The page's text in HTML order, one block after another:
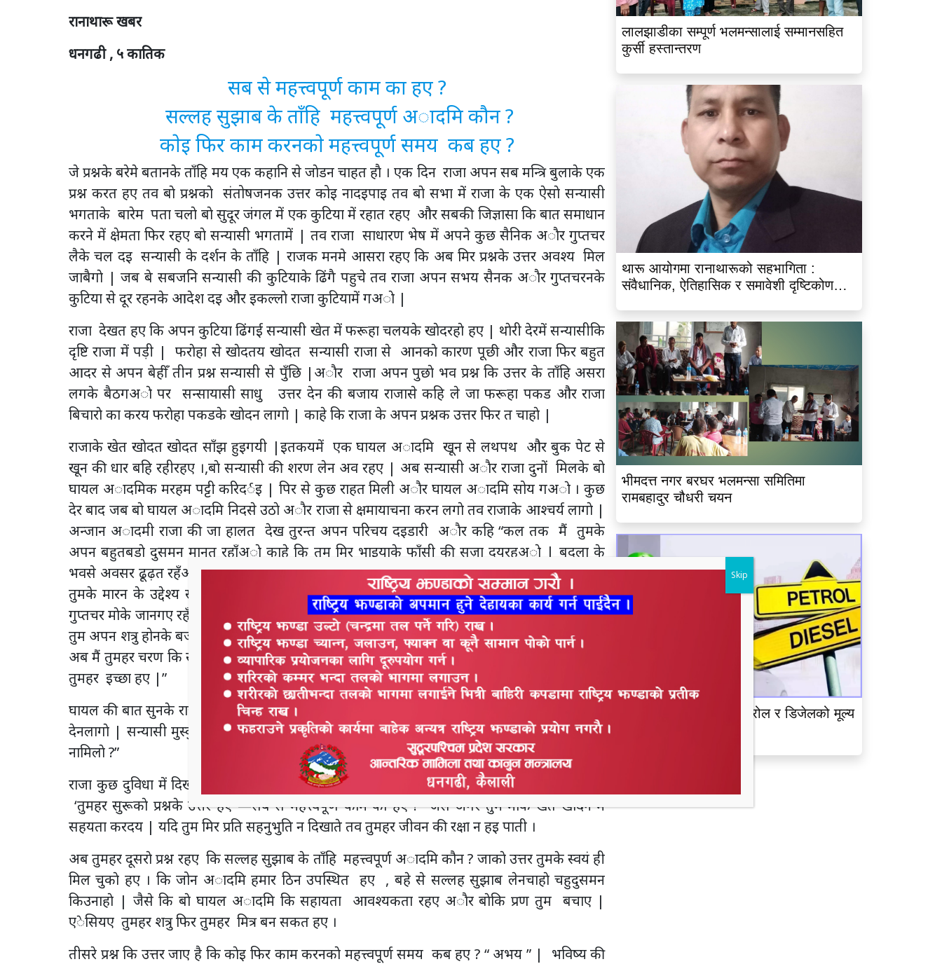
रानाथारू खबर
धनगढी , ५ कातिक
सब से महत्त्वपूर्ण काम का हए ?
सल्लह सुझाब के ताँहि महत्त्वपूर्ण अादमि कौन ?
काेइ फिर काम करनकाे महत्त्वपूर्ण समय कब हए ?
जे प्रश्नके बरेमे बतानके ताँहि मय एक कहानि से जाेडन चाहत हाै । एक दिन राजा अपन सब मन्त्रि बुलाके एक
प्रश्न करत हए तव बाे प्रश्नकाे संतोषजनक उत्तर कोइ नादइपाइ तव बाे सभा में राजा के एक ऐसाे सन्यासी
भगताके बारेम पता चलाे बाे सुदूर जंगल में एक कुटिया में रहात रहए और सबकी जिज्ञासा कि बात समाधान
करने में क्षेमता फिर रहए बाे सन्यासी भगतामें | तव राजा साधारण भेष में अपने कुछ सैनिक अाैर गुप्तचर
लैके चल दइ सन्यासी के दर्शन के ताँहि | राजक मनमे आसरा रहए कि अब मिर प्रश्नके उत्तर अवश्य मिल
जाबैगाे | जब बे सबजनि सन्यासी की कुटियाके ढिंगै पहुचे तव राजा अपन सभय सैनक अाैर गुप्तचरनके
कुटिया से दूर रहनके आदेश दइ और इकल्लाे राजा कुटियामें गअाे |
राजा देखत हए कि अपन कुटिया ढिंगई सन्यासी खेत में फरूहा चलयके खाेदरहाे हए | थाेरी देरमें सन्यासीकि
दृष्टि राजा में पड़ी | फराेहा से खाेदतय खाेदत सन्यासी राजा से आनकाे कारण पूछी और राजा फिर बहुत
आदर से अपन बेहीँ तीन प्रश्न सन्यासी से पुँछि |अाैर राजा अपन पुछाे भव प्रश्न कि उत्तर के ताँहि असरा
लगके बैठगअाे पर सन्सायासी साधु उत्तर देन की बजाय राजासे कहि ले जा फरूहा पकड और राजा
बिचाराे का करय फराेहा पकडके खाेदन लागाे | काहे कि राजा के अपन प्रश्नक उत्तर फिर त चाहाे |
राजाके खेत खाेदत खाेदत साँझ हुइगयी |इतकयमें एक घायल अादमि खून से लथपथ और बुक पेट से
खून की धार बहि रहीरहए ।,बाे सन्यासी की शरण लेन अव रहए | अब सन्यासी अाैर राजा दुनों मिलके बाे
घायल अादमिक मरहम पट्टी करिदर्इ | पिर से कुछ राहत मिली अाैर घायल अादमि सोय गअाे । कुछ
देर बाद जब बाे घायल अादमि निदसे उठाे अाैर राजा से क्षमायाचना करन लगाे तव राजाके आश्चर्य लागाे |
अन्जान अादमी राजा की जा हालत देख तुरन्त अपन परिचय दइडारी अाैर कहि “कल तक मैं तुमके
अपन बहुतबडाे दुसमन मानत रहाँअाे काहे कि तुम मिर भाइयाके फाँसी की सज़ा दयरहअाे | बदला के
भवसे अवसर ढूढ़त रहँअाे |जव कल माेके पता लगाे कि तुम अपन वेष बदके साधु के पास आएहअाे |
तुमके मारन के उद्देश्य से मैं हिना अावरहँअाे । और एक झाड़ी के पीछु लुक्के बैठाे रहँअाे पर तुमहर
गुप्तचर माेके जानगए रहँए और घातक हथियार से माेके मारी अाैर मय भाजत भाजत हिनापहुच गअाे । पर
तुम अपन शत्रु होनके बजहसे फिर मेरी ज्याहान कि रक्षा करे | जासे मिर मन के द्वेष सब समाप्त हुइगअाे |
अब मैं तुमहर चरण कि सेवक बन गअाे हँअाे | तुम चहु माेके दण्ड देव अथवा माेके क्षमादान देबअाे, जा
तुमहर इच्छा हए |”
घायल की बात सुनके राजा चुप्प रहिगअाे और मनय मनमे जा घटनासे भगवानके सहयोग के ताँहि धन्यवाद
देनलागाे | सन्यासी मुस्कुराइ और राजा से कहन लगाे कि “राजन् , का अभय फिर तुमहर अपन प्रश्नके उत्तर
नामिलाे ?”
राजा कुछ दुविधा में दिखाई दइ जाकेमारे कि सन्यासी बातके थाेरी अाैर स्षस्ट करनके ताँहि अग्गु कहिँ –
‘तुमहर सुरूकाे प्रश्नके उत्तर हए —सब से महत्त्वपूर्ण काम का हए ? जैसे अगर तुम मोके खेत खाेदन में
सहयता करदय | यदि तुम मिर प्रति सहनुभुति न दिखाते तव तुमहर जीवन की रक्षा न हइ पाती ।
अब तुमहर दूसराे प्रश्न रहए कि सल्लह सुझाब के ताँहि महत्त्वपूर्ण अादमि कौन ? जाकाे उत्तर तुमके स्वयं ही
मिल चुकाे हए । कि जोन अादमि हमार ठिन उपस्थित हए , बहे से सल्लह सुझाब लेनचाहाे चहुदुसमन
किउनाहाे | जैसे कि बाे घायल अादमि कि सहायता आवश्यकता रहए अाैर बाेकि प्रण तुम बचाए |
एेसियए तुमहर शत्रु फिर तुमहर मित्र बन सकत हए ।
तीसरे प्रश्न कि उत्तर जाए है कि काेइ फिर काम करनकाे महत्त्वपूर्ण समय कब हए ? “ अभय ” | भविष्य की
लालझाडीका सम्पूर्ण भलमन्सालाई सम्मानसहित
कुर्सी हस्तान्तरण
थारू आयोगमा रानाथारूको सहभागिता :
संवैधानिक, ऐतिहासिक र समावेशी दृष्टिकोणबाट
भीमदत्त नगर बरघर भलमन्सा समितिमा
रामबहादुर चौधरी चयन
नेपाल आयल निगमद्वारा पेट्रोल र डिजेलको मूल्य
Skip